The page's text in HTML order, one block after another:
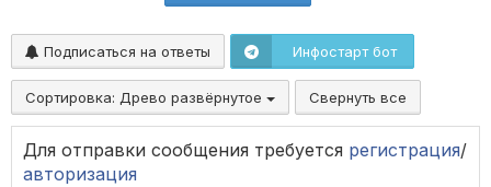
Подписаться на ответы Инфостарт бот
Сортировка: Древо развёрнутое Свернуть все
Для отправки сообщения требуется регистрация/
авторизация